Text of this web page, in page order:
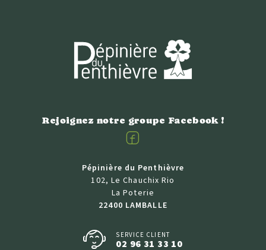
Rejoignez notre groupe Facebook !
Facebook
Pépinière du Penthièvre
102, Le Chauchix Rio
La Poterie
22400 LAMBALLE
SERVICE CLIENT
02 96 31 33 10